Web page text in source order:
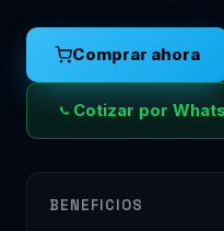
Comprar ahora
Cotizar por
BENEFICIOS